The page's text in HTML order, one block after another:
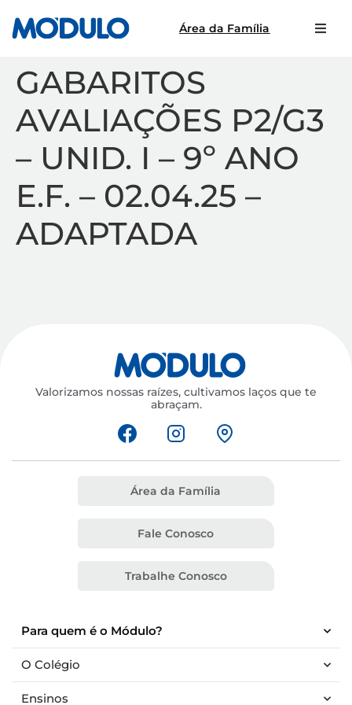
Área da Família
GABARITOS
AVALIAÇÕES P2/G3
– UNID. I – 9º ANO
E.F. – 02.04.25 –
ADAPTADA
Valorizamos nossas raízes, cultivamos laços que te
abraçam.
Para quem é o Módulo?
O Colégio
Ensinos
Área da Família
Fale Conosco
Trabalhe Conosco